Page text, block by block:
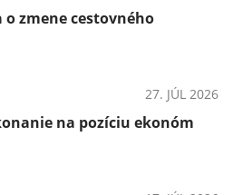
zmene cestovného
27. JÚL 2026
na pozíciu ekonóm